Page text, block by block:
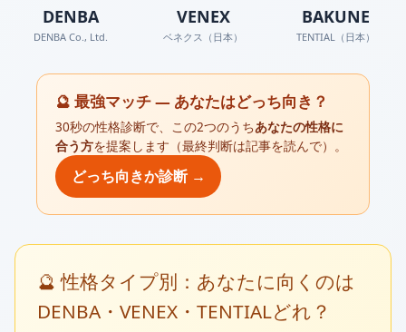
DENBA
DENBA Co., Ltd.
VENEX
ベネクス（日本）
BAKUNE
TENTIAL（日本）
🔮 最強マッチ — あなたはどっち向き？
30秒の性格診断で、この2つのうちあなたの性格に
合う方を提案します（最終判断は記事を読んで）。
どっち向きか診断 →
🔮 性格タイプ別：あなたに向くのは
DENBA・VENEX・TENTIALどれ？